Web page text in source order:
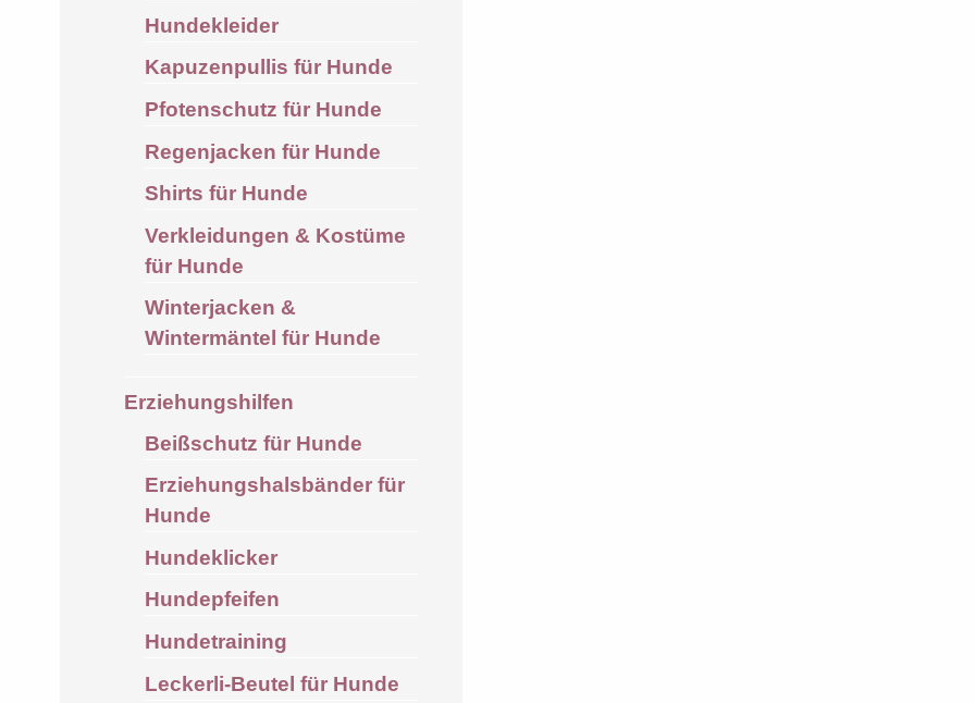
Hundekleider
Kapuzenpullis für Hunde
Pfotenschutz für Hunde
Regenjacken für Hunde
Shirts für Hunde
Verkleidungen & Kostüme
für Hunde
Winterjacken &
Wintermäntel für Hunde
Erziehungshilfen
Beißschutz für Hunde
Erziehungshalsbänder für
Hunde
Hundeklicker
Hundepfeifen
Hundetraining
Leckerli-Beutel für Hunde